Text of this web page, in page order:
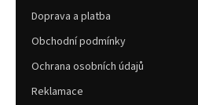
Doprava a platba
Obchodní podmínky
Ochrana osobních údajů
Reklamace